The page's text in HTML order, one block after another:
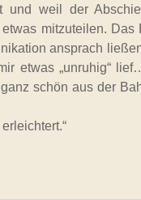
weil der
mitzuteilen.
ansprach
etwas „unruhig“
schön aus der